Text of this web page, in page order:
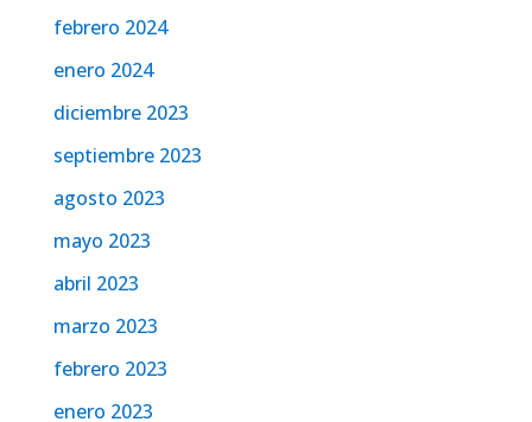
febrero 2024
enero 2024
diciembre 2023
septiembre 2023
agosto 2023
mayo 2023
abril 2023
marzo 2023
febrero 2023
enero 2023